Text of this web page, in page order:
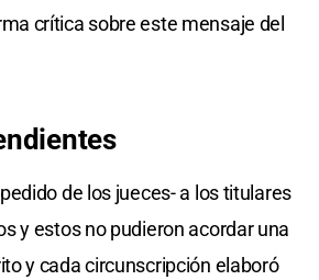
crítica sobre este mensaje del
de los jueces- a los titulares
y estos no pudieron acordar una
y cada circunscripción elaboró